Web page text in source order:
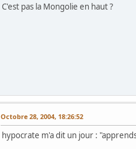
C'est pas la Mongolie en haut ?
Octobre 28, 2004, 18:26:52
hypocrate m'a dit un jour :